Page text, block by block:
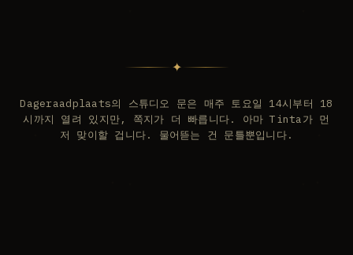
✦
Dageraadplaats의 스튜디오 문은 매주 토요일 14시부터 18
시까지 열려 있지만, 쪽지가 더 빠릅니다. 아마 Tinta가 먼
저 맞이할 겁니다. 물어뜯는 건 문틀뿐입니다.